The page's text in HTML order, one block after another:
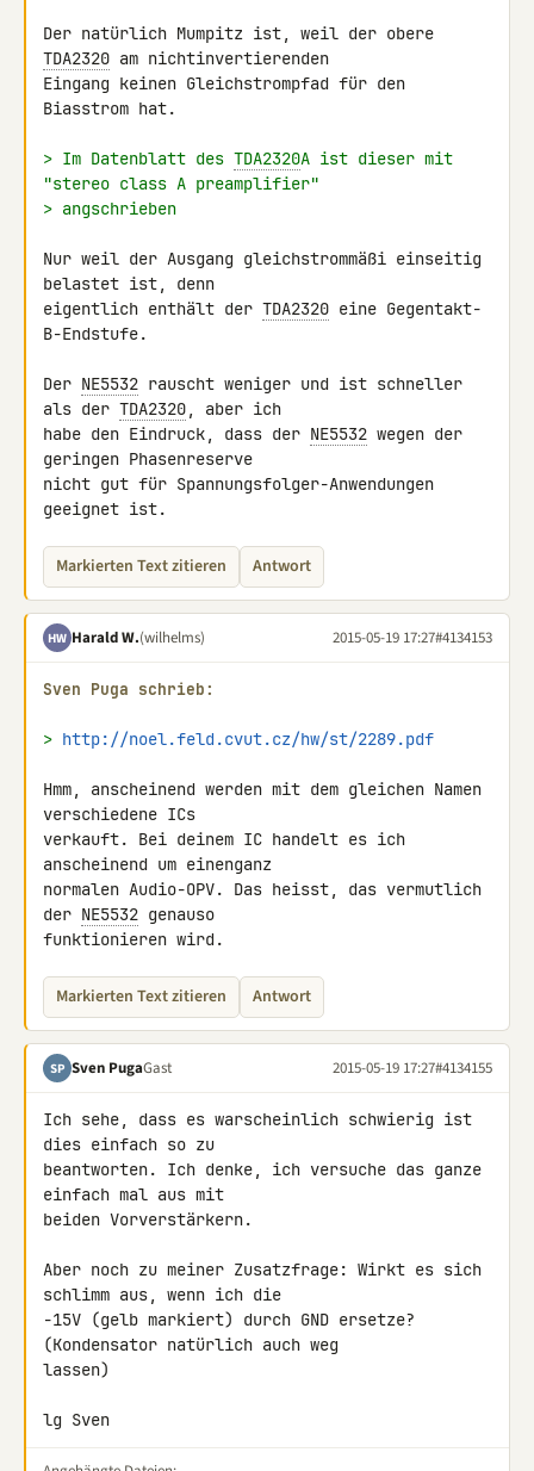
TDA2320 am nichtinvertierenden
Eingang keinen Gleichstrompfad für den
Biasstrom hat.
> Im Datenblatt des TDA2320A ist dieser mit
"stereo class A preamplifier"
> angschrieben
Nur weil der Ausgang gleichstrommäßi einseitig
belastet ist, denn
eigentlich enthält der TDA2320 eine Gegentakt-
B-Endstufe.
Der NE5532 rauscht weniger und ist schneller
als der TDA2320, aber ich
habe den Eindruck, dass der NE5532 wegen der
geringen Phasenreserve
nicht gut für Spannungsfolger-Anwendungen
geeignet ist.
Markierten Text zitieren Antwort
HW Harald W.(wilhelms) 2015-05-19 17:27#4134153
Sven Puga schrieb:
> http://noel.feld.cvut.cz/hw/st/2289.pdf
Hmm, anscheinend werden mit dem gleichen Namen
verschiedene ICs
verkauft. Bei deinem IC handelt es ich
anscheinend um einenganz
normalen Audio-OPV. Das heisst, das vermutlich
der NE5532 genauso
funktionieren wird.
Markierten Text zitieren Antwort
SP Sven PugaGast 2015-05-19 17:27#4134155
Ich sehe, dass es warscheinlich schwierig ist
dies einfach so zu
beantworten. Ich denke, ich versuche das ganze
einfach mal aus mit
beiden Vorverstärkern.
Aber noch zu meiner Zusatzfrage: Wirkt es sich
schlimm aus, wenn ich die
-15V (gelb markiert) durch GND ersetze?
(Kondensator natürlich auch weg
lassen)
lg Sven